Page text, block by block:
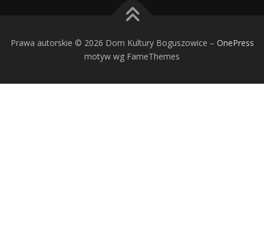
Prawa autorskie © 2026 Dom Kultury Boguszowice – OnePress
motyw wg FameThemes